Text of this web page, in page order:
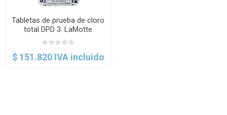
Tabletas de prueba de cloro
total DPD 3. LaMotte
$ 151.820 IVA incluido